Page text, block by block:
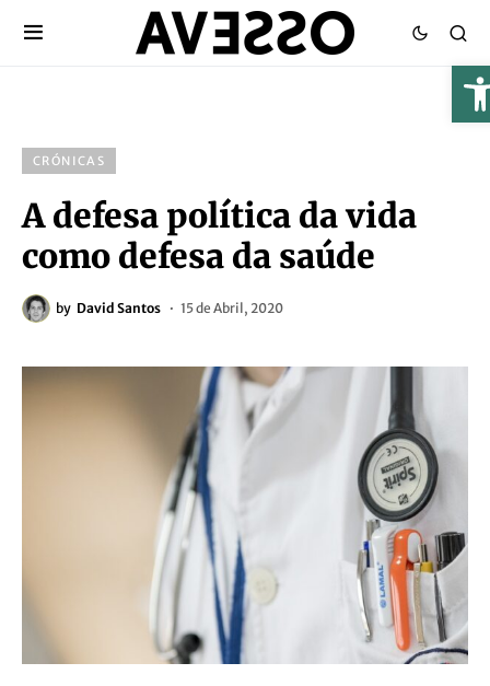
CRÓNICAS
A defesa política da vida
como defesa da saúde
by David Santos 15 de Abril, 2020